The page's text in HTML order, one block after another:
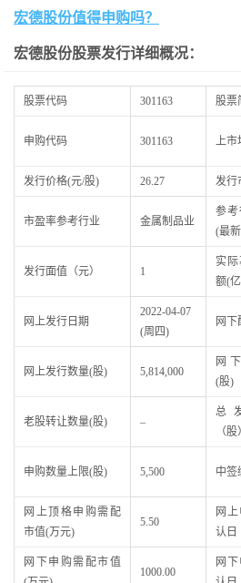
宏德股份值得申购吗？
宏德股份股票发行详细概况：
股票代码 301163 股票
申购代码 301163 上市
发行价格(元/股) 26.27 发行
市盈率参考行业 金属制品业
参
(最
发行面值（元） 1
实
额(
网上发行日期
2022-04-07
(周四)
网下
网上发行数量(股) 5,814,000
网
(股)
老股转让数量(股) –
总
（股）
申购数量上限(股) 5,500 中签
网上顶格申购需配
市值(万元)
5.50
网
认日
网下申购需配市值
1000.00
网